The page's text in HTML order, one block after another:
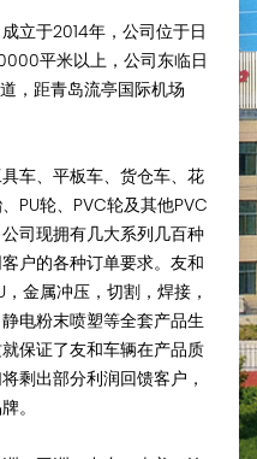
立于2014年，公司位于日
平米以上，公司东临日
，距青岛流亭国际机场
车、平板车、货仓车、花
PU轮、PVC轮及其他PVC
司现拥有几大系列几百种
户的各种订单要求。友和
金属冲压，切割，焊接，
电粉末喷塑等全套产品生
保证了友和车辆在产品质
剩出部分利润回馈客户，
。